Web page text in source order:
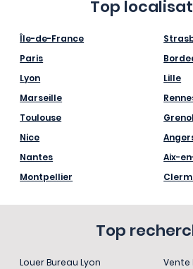
Top
Île-de-France
Paris
Lyon
Marseille
Toulouse
Nice
Nantes
Montpellier
Lille
Aix-
Top
Louer Bureau Lyon
Vente